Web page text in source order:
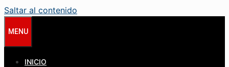
Saltar al contenido
MENU
INICIO